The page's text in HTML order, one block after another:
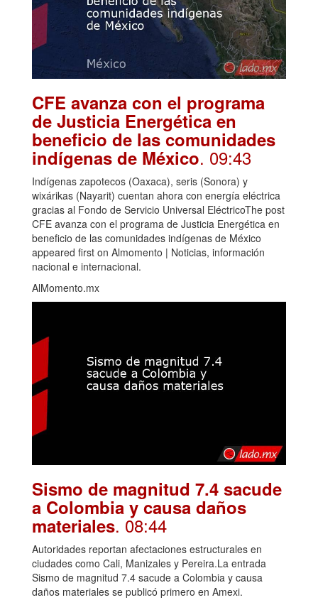
CFE avanza con el programa
de Justicia Energética en
beneficio de las comunidades
indígenas de México. 09:43
Indígenas zapotecos (Oaxaca), seris (Sonora) y
wixárikas (Nayarit) cuentan ahora con energía eléctrica
gracias al Fondo de Servicio Universal EléctricoThe post
CFE avanza con el programa de Justicia Energética en
beneficio de las comunidades indígenas de México
appeared first on Almomento | Noticias, información
nacional e internacional.
AlMomento.mx
Sismo de magnitud 7.4 sacude
a Colombia y causa daños
materiales. 08:44
Autoridades reportan afectaciones estructurales en
ciudades como Cali, Manizales y Pereira.La entrada
Sismo de magnitud 7.4 sacude a Colombia y causa
daños materiales se publicó primero en Amexi.